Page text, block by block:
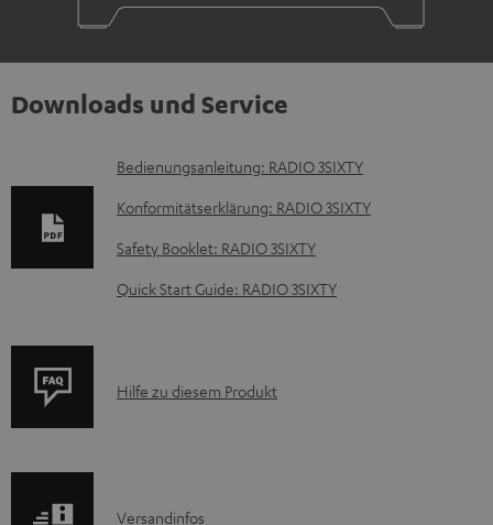
Downloads und Service
D
o
m
t
Bedienungsanleitung: RADIO 3SIXTY
Konformitätserklärung: RADIO 3SIXTY
Safety Booklet: RADIO 3SIXTY
Quick Start Guide: RADIO 3SIXTY
P
Hilfe zu diesem Produkt
Versandinfos